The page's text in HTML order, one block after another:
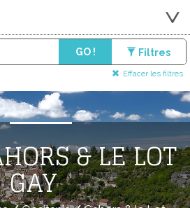
GO ! Filtres
Effacer les filtres
& LE LOT
GAY